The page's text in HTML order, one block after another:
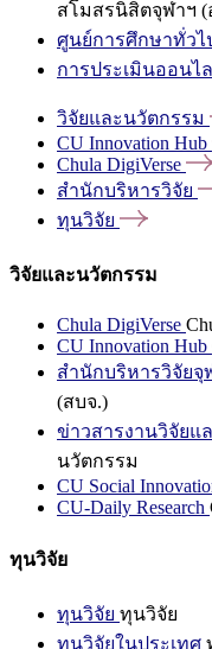
สโมสรนิสิตจุฬาฯ (
ศูนย์การศึกษาทั่วไ
การประเมินออนไ
วิจัยและนวัตกรรม
CU Innovation Hub
Chula DigiVerse
สำนักบริหารวิจัย
ทุนวิจัย
วิจัยและนวัตกรรม
Chula DigiVerse
CU Innovation Hub
สำนักบริหารวิจัยจุ
(สบจ.)
ข่าวสารงานวิจัยแ
นวัตกรรม
CU Social
CU-Daily Research
ทุนวิจัย
ทุนวิจัย ทุนวิจัย
ทุนวิจัยในประเทศ